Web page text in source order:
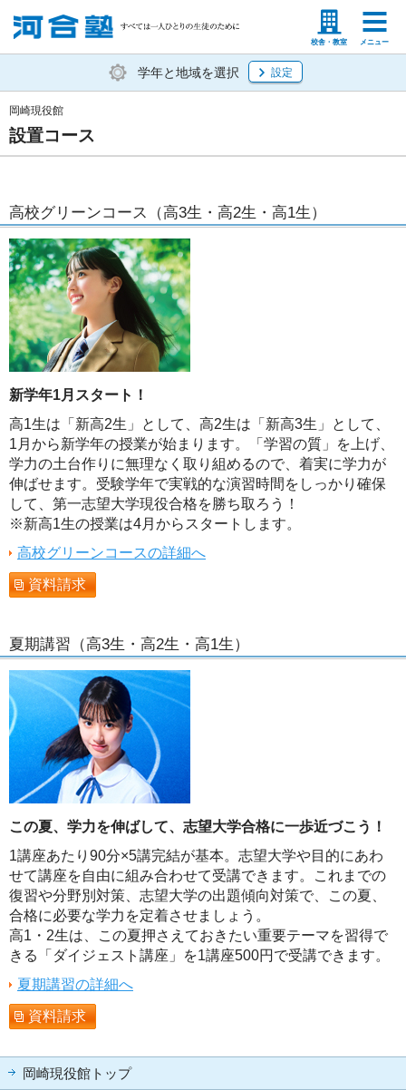
校舎・教室 メニュー
塾生の方 高等学校の先生
学年と地域を選択 設定
設置コース
岡崎現役館
高校グリーンコース（高3生・高2生・高1生）
新学年1月スタート！
高1生は「新高2生」として、高2生は「新高3生」として、
1月から新学年の授業が始まります。「学習の質」を上げ、
学力の土台作りに無理なく取り組めるので、着実に学力が
伸ばせます。受験学年で実戦的な演習時間をしっかり確保
して、第一志望大学現役合格を勝ち取ろう！
※新高1生の授業は4月からスタートします。
高校グリーンコースの詳細へ
資料請求
夏期講習（高3生・高2生・高1生）
この夏、学力を伸ばして、志望大学合格に一歩近づこう！
1講座あたり90分×5講完結が基本。志望大学や目的にあわ
せて講座を自由に組み合わせて受講できます。これまでの
復習や分野別対策、志望大学の出題傾向対策で、この夏、
合格に必要な学力を定着させましょう。
高1・2生は、この夏押さえておきたい重要テーマを習得で
きる「ダイジェスト講座」を1講座500円で受講できます。
夏期講習の詳細へ
資料請求
岡崎現役館トップ